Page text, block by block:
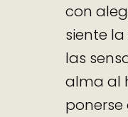
con
siente
las
alma al